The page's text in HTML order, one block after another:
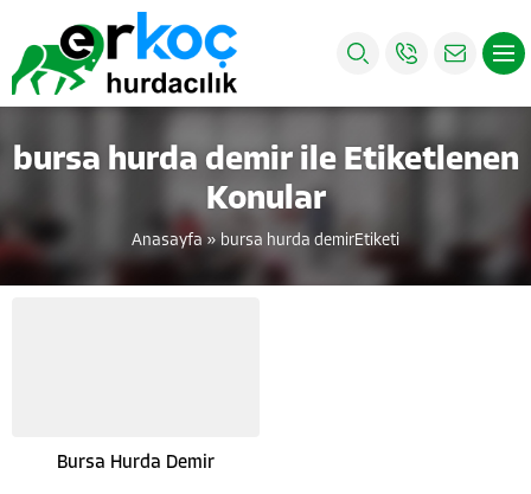
bursa hurda demir ile Etiketlenen
Konular
Anasayfa»bursa hurda demirEtiketi
Bursa Hurda Demir